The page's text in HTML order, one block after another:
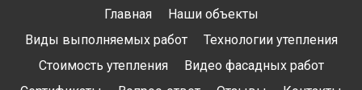
Главная
Наши объекты
Виды выполняемых работ
Технологии утепления
Стоимость утепления
Видео фасадных работ